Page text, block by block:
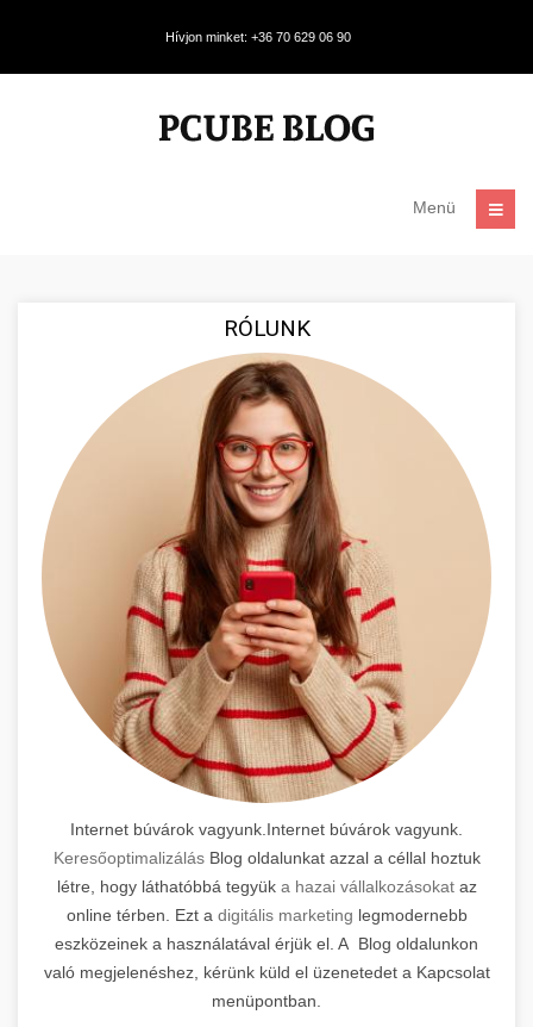
Hívjon minket: +36 70 629 06 90
Menü
RÓLUNK
Internet búvárok vagyunk.Internet búvárok vagyunk.
KeresőoptimalizálásBlog oldalunkat azzal a céllal hoztuk
létre, hogy láthatóbbá tegyük a hazai vállalkozásokataz
online térben. Ezt a digitális marketing legmodernebb
eszközeinek a használatával érjük el. A Blog oldalunkon
való megjelenéshez, kérünk küld el üzenetedet a Kapcsolat
menüpontban.